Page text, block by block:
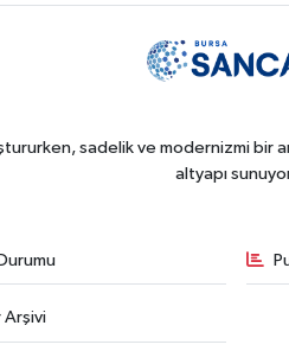
sadelik ve modernizmi bir
altyapı
Arşivi